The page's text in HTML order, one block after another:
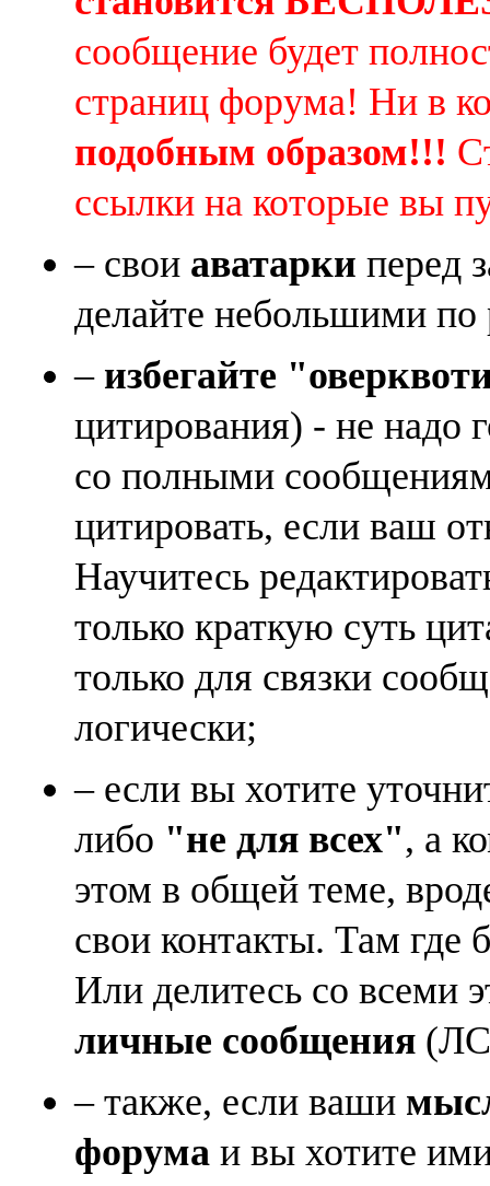
сообщение будет
страниц форума! Ни в
подобным образом!!!
ссылки на которые вы
– свои аватарки перед
делайте небольшими по
– избегайте
цитирования) - не надо
со полными
цитировать, если ваш
Научитесь
только краткую суть
только для связки
логически;
– если вы хотите
либо "не для всех", а
этом в общей теме,
свои контакты. Там где
Или делитесь со всеми
личные сообщения
– также, если ваши
форума и вы хотите